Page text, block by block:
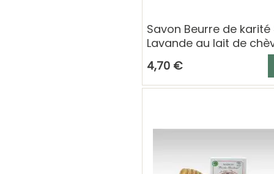
Savon Beurre de karité
Lavande au lait de
4,70 €